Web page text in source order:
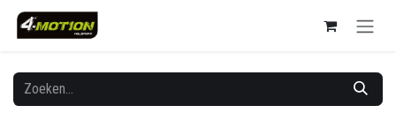
Overslaan naar inhoud